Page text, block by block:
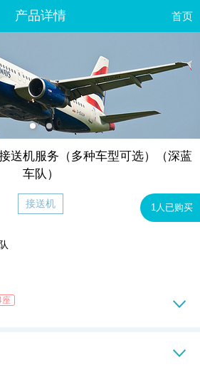
产品详情 首页
送机服务（多种车型可选）（深蓝
车队）
接送机 1人已购买
座